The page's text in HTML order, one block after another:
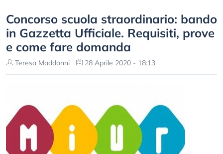
Concorso scuola straordinario: bando
in Gazzetta Ufficiale. Requisiti, prove
e come fare domanda
Teresa Maddonni 28 Aprile 2020 - 18:13